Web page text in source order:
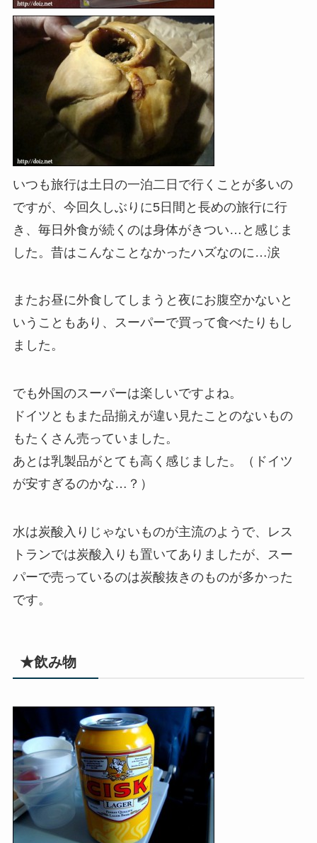
いつも旅行は土日の一泊二日で行くことが多いの
ですが、今回久しぶりに5日間と長めの旅行に行
き、毎日外食が続くのは身体がきつい…と感じま
した。昔はこんなことなかったハズなのに…涙
またお昼に外食してしまうと夜にお腹空かないと
いうこともあり、スーパーで買って食べたりもし
ました。
でも外国のスーパーは楽しいですよね。
ドイツともまた品揃えが違い見たことのないもの
もたくさん売っていました。
あとは乳製品がとても高く感じました。（ドイツ
が安すぎるのかな…？）
水は炭酸入りじゃないものが主流のようで、レス
トランでは炭酸入りも置いてありましたが、スー
パーで売っているのは炭酸抜きのものが多かった
です。
★飲み物